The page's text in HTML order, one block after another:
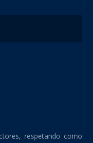
respetando como